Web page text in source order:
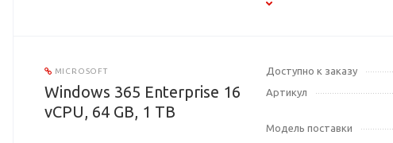
MICROSOFT
Windows 365 Enterprise 16
vCPU, 64 GB, 1 TB
Доступно к заказу
Артикул
Модель поставки